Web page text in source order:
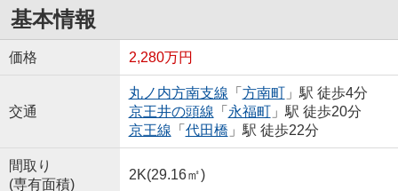
基本情報
価格 2,280万円
交通
丸ノ内方南支線 「 方南町」駅 徒歩4分
京王井の頭線 「 永福町」駅 徒歩20分
京王線 「 代田橋 」駅 徒歩22分
間取り
(専有面積)
2K(29.16㎡)